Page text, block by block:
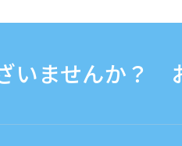
いませんか？